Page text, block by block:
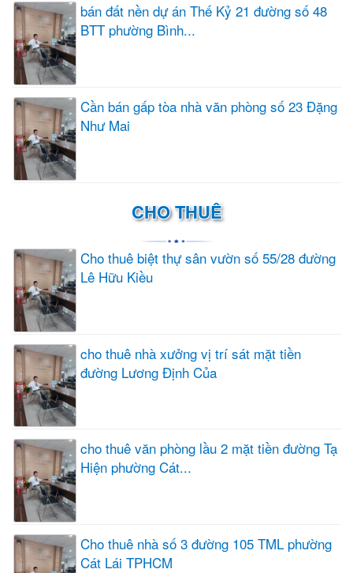
bán đất nền dự án Thế Kỷ 21 đường số 48
BTT phường Bình...
Cần bán gấp tòa nhà văn phòng số 23 Đặng
Như Mai
CHO THUÊ
Cho thuê biệt thự sân vườn số 55/28 đường
Lê Hữu Kiều
cho thuê nhà xưởng vị trí sát mặt tiền
đường Lương Định Của
cho thuê văn phòng lầu 2 mặt tiền đường Tạ
Hiện phường Cát...
Cho thuê nhà số 3 đường 105 TML phường
Cát Lái TPHCM